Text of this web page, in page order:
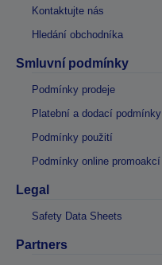
Kontaktujte nás
Hledání obchodníka
Smluvní podmínky
Podmínky prodeje
Platební a dodací podmínky
Podmínky použití
Podmínky online promoakcí
Legal
Safety Data Sheets
Partners